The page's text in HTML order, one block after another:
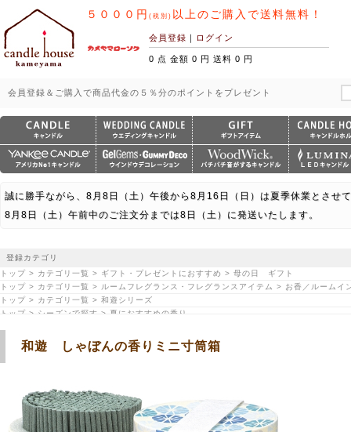
５０００円 (税別) 以上のご購入で送料無料！
会員登録 ｜ ログイン
0 点 金額 0 円 送料 0 円
会員登録＆ご購入で商品代金の５％分のポイントをプレゼント
誠に勝手ながら、8月8日（土）午後から8月16日（日）は夏季休業とさせ
8月8日（土）午前中のご注文分までは8日（土）に発送いたします。
登録カテゴリ
トップ > カテゴリ一覧 > ギフト・プレゼントにおすすめ > 母の日 ギフト
トップ > カテゴリ一覧 > ルームフレグランス・フレグランスアイテム > お香／ルームイ
トップ > カテゴリ一覧 > 和遊シリーズ
トップ > シーズンで探す > 夏におすすめの香り
和遊 しゃぼんの香りミニ寸筒箱